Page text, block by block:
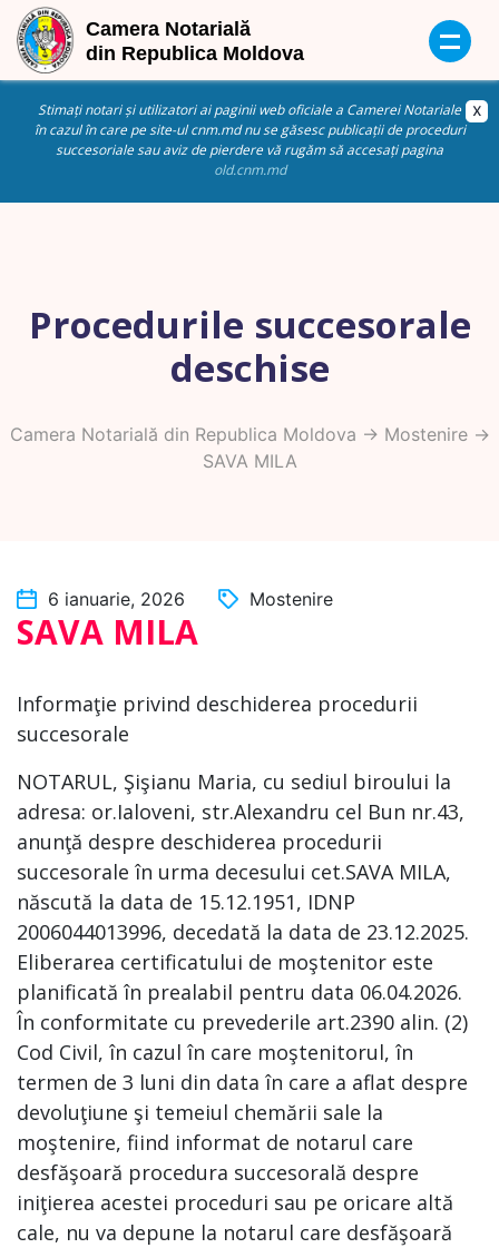
Stimați notari și utilizatori ai paginii web oficiale a Camerei Notariale
în cazul în care pe site-ul cnm.md nu se găsesc publicații de proceduri
succesoriale sau aviz de pierdere vă rugăm să accesați pagina
old.cnm.md
Procedurile succesorale
deschise
Camera Notarială din Republica Moldova -> Mostenire->
SAVA MILA
6 ianuarie, 2026 Mostenire
SAVA MILA
Informaţie privind deschiderea procedurii
succesorale
NOTARUL, Şişianu Maria, cu sediul biroului la
adresa: or.Ialoveni, str.Alexandru cel Bun nr.43,
anunţă despre deschiderea procedurii
succesorale în urma decesului cet.SAVA MILA,
născută la data de 15.12.1951, IDNP
2006044013996, decedată la data de 23.12.2025.
Eliberarea certificatului de moştenitor este
planificată în prealabil pentru data 06.04.2026.
În conformitate cu prevederile art.2390 alin. (2)
Cod Civil, în cazul în care moştenitorul, în
termen de 3 luni din data în care a aflat despre
devoluţiune şi temeiul chemării sale la
moştenire, fiind informat de notarul care
desfăşoară procedura succesorală despre
iniţierea acestei proceduri sau pe oricare altă
cale, nu va depune la notarul care desfăşoară